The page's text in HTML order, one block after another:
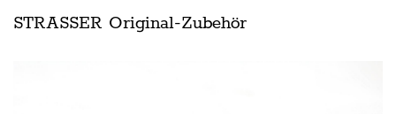
STRASSER Original-Zubehör